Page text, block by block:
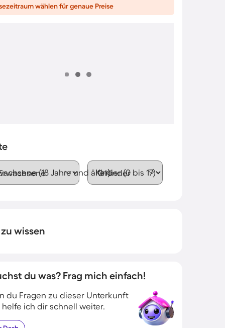
wählen für genaue Preise
(18 Jahre und älter)Kinder (0 bis 17)
wissen
du was? Frag mich einfach!
du Fragen zu dieser Unterkunft
helfe ich dir schnell weiter.